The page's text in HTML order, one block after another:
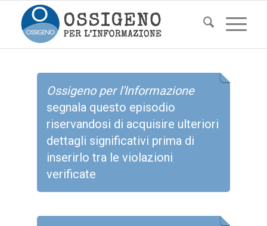
Ossigeno per l'Informazione
segnala questo episodio
riservandosi di acquisire ulteriori
dettagli significativi prima di
inserirlo tra le violazioni
verificate